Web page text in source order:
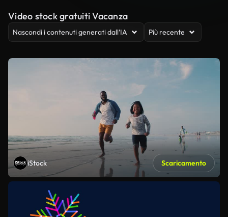
Video stock gratuiti Vacanza
Nascondi i contenuti generati dall’IA Più recente
iStock Scaricamento